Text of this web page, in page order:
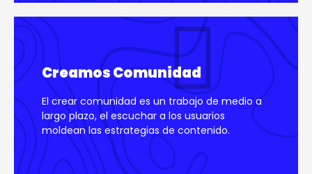
Creamos Comunidad
El crear comunidad es un trabajo de medio a
largo plazo, el escuchar a los usuarios
moldean las estrategias de contenido.